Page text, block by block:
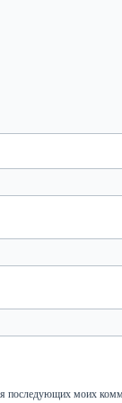
последующих моих